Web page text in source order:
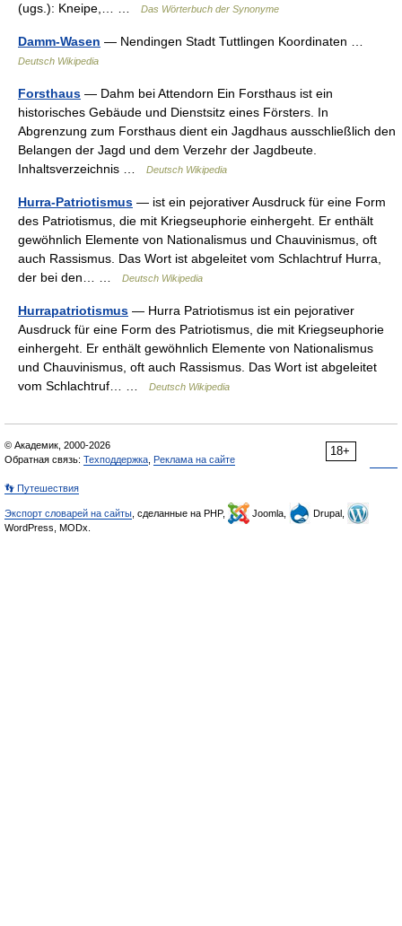
(ugs.): Kneipe,… …
Das Wörterbuch der Synonyme
Damm-Wasen — Nendingen Stadt Tuttlingen Koordinaten …
Deutsch Wikipedia
Forsthaus — Dahm bei Attendorn Ein Forsthaus ist ein
historisches Gebäude und Dienstsitz eines Försters. In
Abgrenzung zum Forsthaus dient ein Jagdhaus ausschließlich den
Belangen der Jagd und dem Verzehr der Jagdbeute.
Inhaltsverzeichnis …
Deutsch Wikipedia
Hurra-Patriotismus — ist ein pejorativer Ausdruck für eine Form
des Patriotismus, die mit Kriegseuphorie einhergeht. Er enthält
gewöhnlich Elemente von Nationalismus und Chauvinismus, oft
auch Rassismus. Das Wort ist abgeleitet vom Schlachtruf Hurra,
der bei den… …
Deutsch Wikipedia
Hurrapatriotismus — Hurra Patriotismus ist ein pejorativer
Ausdruck für eine Form des Patriotismus, die mit Kriegseuphorie
einhergeht. Er enthält gewöhnlich Elemente von Nationalismus
und Chauvinismus, oft auch Rassismus. Das Wort ist abgeleitet
vom Schlachtruf… …
Deutsch Wikipedia
18+
© Академик, 2000-2026
Обратная связь: Техподдержка Реклама на сайте
👣 Путешествия
Экспорт словарей на сайты , сделанные на PHP, Joomla,
Drupal,
WordPress, MODx.